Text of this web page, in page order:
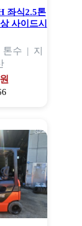
좌식2.5톤
사이드시
톤수 | 지